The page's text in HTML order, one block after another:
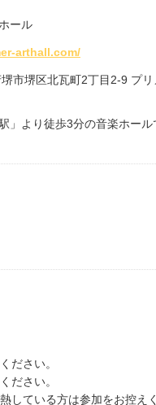
ール
arthall.com/
市堺区北瓦町2丁目2-9 プ
」より徒歩3分の音楽ホール
ださい。
ださい。
している方は参加をお控え